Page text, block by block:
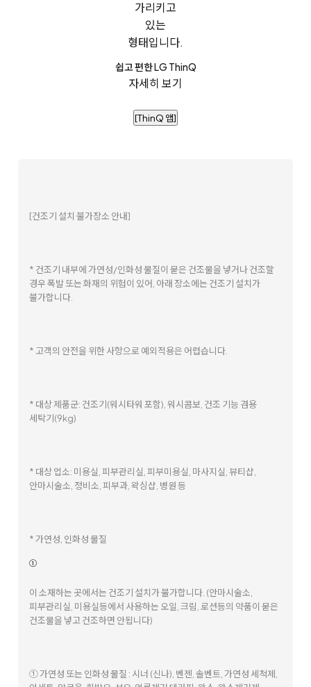
쉽고 편한 LG ThinQ
자세히 보기
[ThinQ 앱]
[건조기 설치 불가장소 안내]
* 건조기 내부에 가연성/인화성 물질이 묻은 건조물을 넣거나 건조할
경우 폭발 또는 화재의 위험이 있어, 아래 장소에는 건조기 설치가
불가합니다.
* 고객의 안전을 위한 사항으로 예외적용은 어렵습니다.
* 대상 제품군: 건조기(워시타워 포함), 워시콤보, 건조 기능 겸용
세탁기(9kg)
* 대상 업소: 미용실, 피부관리실, 피부미용실, 마사지실, 뷰티샵,
안마시술소, 정비소, 피부과, 왁싱샵, 병원 등
* 가연성, 인화성 물질
①
이 소재하는 곳에서는 건조기 설치가 불가합니다. (안마시술소,
피부관리실, 미용실등에서 사용하는 오일, 크림, 로션등의 약품이 묻은
건조물을 넣고 건조하면 안됩니다)
① 가연성 또는 인화성 물질 : 시너 (신나), 벤젠, 솔벤트, 가연성 세척제,